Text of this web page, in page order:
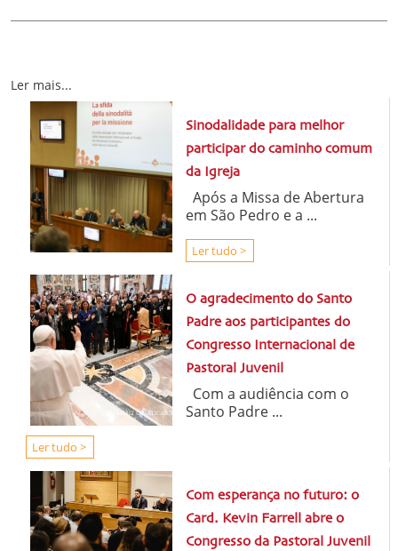
Ler mais...
Sinodalidade para melhor
participar do caminho comum
da Igreja
Após a Missa de Abertura
em São Pedro e a ...
Ler tudo >
O agradecimento do Santo
Padre aos participantes do
Congresso Internacional de
Pastoral Juvenil
Com a audiência com o
Santo Padre ...
Ler tudo >
Com esperança no futuro: o
Card. Kevin Farrell abre o
Congresso da Pastoral Juvenil